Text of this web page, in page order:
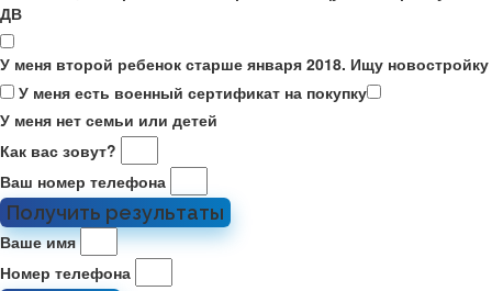
ДВ
У меня второй ребенок старше января 2018. Ищу новостройку
У меня есть военный сертификат на покупку
У меня нет семьи или детей
Как вас зовут?
Ваш номер телефона
Получить результаты
Ваше имя
Номер телефона